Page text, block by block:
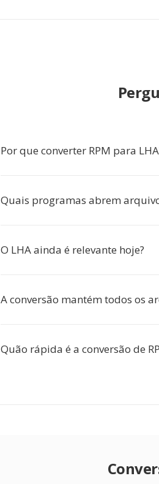
Por que converter RPM para
Quais programas abrem
O LHA ainda é relevante hoje?
A conversão mantém todos os
Quão rápida é a conversão de